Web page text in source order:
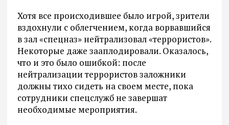
Хотя все происходившее было игрой, зрители
вздохнули с облегчением, когда ворвавшийся
в зал «спецназ» нейтрализовал «террористов».
Некоторые даже зааплодировали. Оказалось,
что и это было ошибкой: после
нейтрализации террористов заложники
должны тихо сидеть на своем месте, пока
сотрудники спецслужб не завершат
необходимые мероприятия.